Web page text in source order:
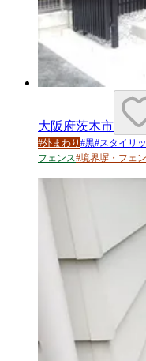
大阪府茨木市
#外まわり #黒#スタイリ
フェンス#境界塀・フェ